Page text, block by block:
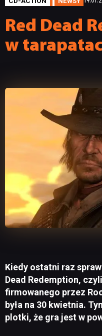
Red Dead
w
Kiedy ostatni raz
Dead Redemption,
firmowanego przez
była na 30 kwietnia.
plotki, że gra jest w